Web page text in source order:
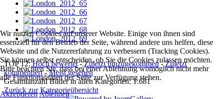
TOP 12:Hoch bewertet-Zuletzt hinzugekommen-Zuletzt
kommentiert-Meist gesehen
Gesamtanzahl Bilder in allen Kategorien: 1.681
Zurück zur Kategorieübersicht
Wir nutzen Cookies auf unserer Website. Einige von ihnen sind
essenziell für den Betrieb der Seite, während andere uns helfen, diese
Website und die Nutzererfahrung zu verbessern (Tracking Cookies).
Sie können selbst entscheiden, ob Sie die Cookies zulassen möchten.
Bitte beachten Sie, dass bei einer Ablehnung womöglich nicht mehr
alle Funktionalitäten der Seite zur Verfügung stehen.
AkzeptierenAblehnen